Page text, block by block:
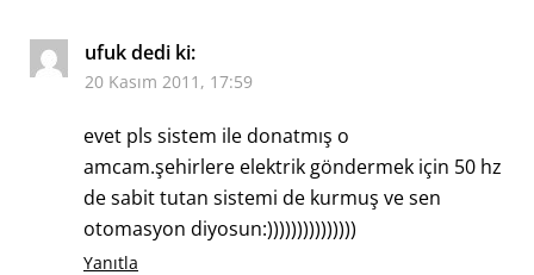
ufukdedi ki:
20 Kasım 2011, 17:59
evet pls sistem ile donatmış o
amcam.şehirlere elektrik göndermek için 50 hz
de sabit tutan sistemi de kurmuş ve sen
otomasyon diyosun:)))))))))))))))
Yanıtla